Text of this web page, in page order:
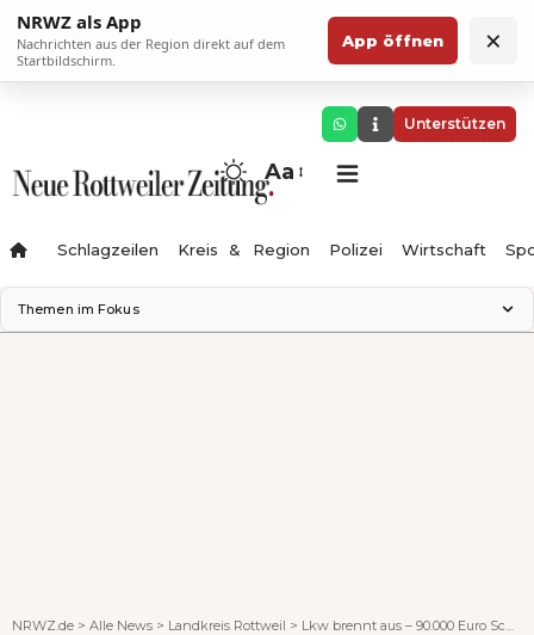
NRWZ als App
Nachrichten aus der Region direkt auf dem
Startbildschirm.
App öffnen ×
Unterstützen
Aa
Schlagzeilen Kreis & Region Polizei Wirtschaft
Themen im Fokus
NRWZ.de > Alle News > Landkreis Rottweil > Lkw brennt aus – 90.000 Euro Schaden